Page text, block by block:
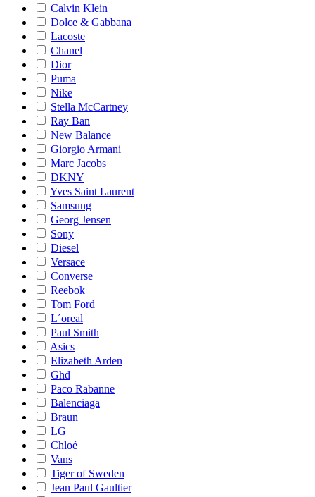
Calvin Klein
Dolce & Gabbana
Lacoste
Chanel
Dior
Puma
Nike
Stella McCartney
Ray Ban
New Balance
Giorgio Armani
Marc Jacobs
DKNY
Yves Saint Laurent
Samsung
Georg Jensen
Sony
Diesel
Versace
Converse
Reebok
Tom Ford
L´oreal
Paul Smith
Asics
Elizabeth Arden
Ghd
Paco Rabanne
Balenciaga
Braun
LG
Chloé
Vans
Tiger of Sweden
Jean Paul Gaultier